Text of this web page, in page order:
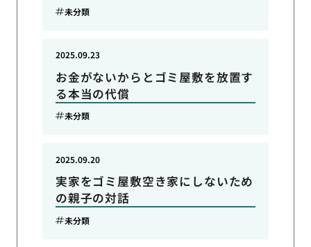
未分類
お金がないからとゴミ屋敷を放置す
る本当の代償
2025.09.23
未分類
実家をゴミ屋敷空き家にしないため
の親子の対話
2025.09.20
未分類